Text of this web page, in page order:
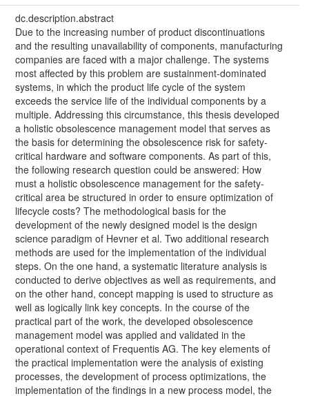
dc.description.abstract
Due to the increasing number of product discontinuations
and the resulting unavailability of components, manufacturing
companies are faced with a major challenge. The systems
most affected by this problem are sustainment-dominated
systems, in which the product life cycle of the system
exceeds the service life of the individual components by a
multiple. Addressing this circumstance, this thesis developed
a holistic obsolescence management model that serves as
the basis for determining the obsolescence risk for safety-
critical hardware and software components. As part of this,
the following research question could be answered: How
must a holistic obsolescence management for the safety-
critical area be structured in order to ensure optimization of
lifecycle costs? The methodological basis for the
development of the newly designed model is the design
science paradigm of Hevner et al. Two additional research
methods are used for the implementation of the individual
steps. On the one hand, a systematic literature analysis is
conducted to derive objectives as well as requirements, and
on the other hand, concept mapping is used to structure as
well as logically link key concepts. In the course of the
practical part of the work, the developed obsolescence
management model was applied and validated in the
operational context of Frequentis AG. The key elements of
the practical implementation were the analysis of existing
processes, the development of process optimizations, the
implementation of the findings in a new process model, the